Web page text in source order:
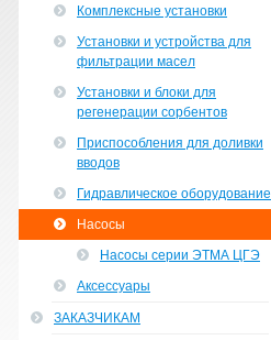
Комплексные установки
Установки и устройства для
фильтрации масел
Установки и блоки для
регенерации сорбентов
Приспособления для доливки
вводов
Гидравлическое оборудование
Насосы
Насосы серии ЭТМА ЦГЭ
Аксессуары
ЗАКАЗЧИКАМ